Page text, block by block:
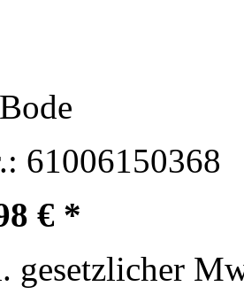
Bode
61006150368
€ *
gesetzlicher